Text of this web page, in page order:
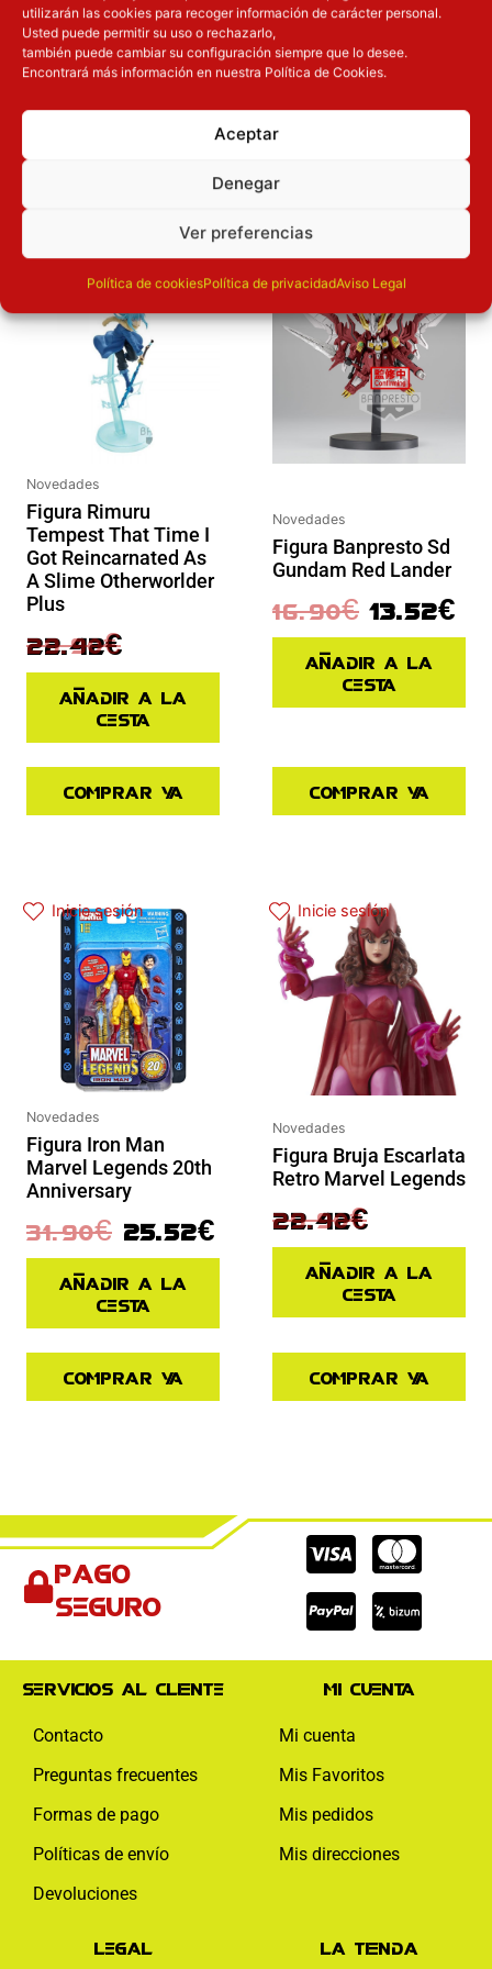
utilizarán las cookies para recoger información de carácter personal.
Usted puede permitir su uso o rechazarlo,
también puede cambiar su configuración siempre que lo desee.
Encontrará más información en nuestra Política de Cookies.
Aceptar
Denegar
Ver preferencias
Política de cookiesPolítica de privacidadAviso Legal
Tipo Nuevo
Dimensiones 24cm
OTROS PRODUCTOS QUE TE
PUEDEN INTERESAR
Inicie sesión
Novedades
Figura Rimuru
Tempest That Time I
Got Reincarnated As
A Slime Otherworlder
Plus
29.90€
El precio original era: 29.90€.
22.42€
El precio actual es: 22.42€.
Añadir a la
cesta
Comprar ya
Inicie sesión
Novedades
Figura Banpresto Sd
Gundam Red Lander
16.90€
El precio original era: 16.90€.
13.52€
El precio
Añadir a la
cesta
Comprar ya
Inicie sesión
Novedades
Figura Iron Man
Marvel Legends 20th
Anniversary
31.90€ 25.52€
Añadir a la
cesta
Comprar ya
Inicie sesión
Novedades
Figura Bruja Escarlata
Retro Marvel Legends
29.90€
22.42€
Añadir a la
cesta
Comprar ya
Pago
seguro
Cc-
visa
Cc-
Cc-
paypal
Servicios al cliente
Contacto
Preguntas frecuentes
Formas de pago
Políticas de envío
Devoluciones
Mi cuenta
Mi cuenta
Mis Favoritos
Mis pedidos
Mis direcciones
Legal La tienda